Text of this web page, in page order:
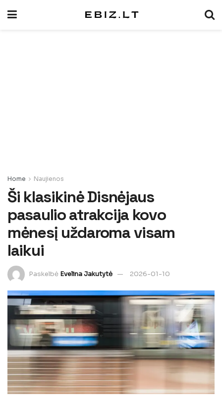
Home Naujienos
Ši klasikinė Disnėjaus
pasaulio atrakcija kovo
mėnesį uždaroma visam
laikui
Paskelbė Evelina Jakutytė 2026-01-10